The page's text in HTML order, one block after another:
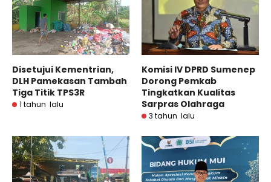
Disetujui Kementrian,
DLH Pamekasan Tambah
Tiga Titik TPS3R
1 tahun lalu
Komisi IV DPRD Sumenep
Dorong Pemkab
Tingkatkan Kualitas
Sarpras Olahraga
3 tahun lalu